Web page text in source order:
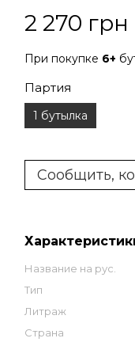
2 270 грн
При покупке 6+
Партия
1 бутылка
Сообщить,
Название на рус.
Тип
Литраж
Страна